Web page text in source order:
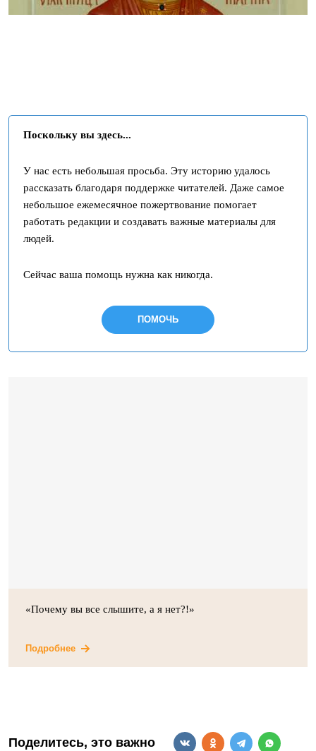
Поскольку вы здесь...
У нас есть небольшая просьба. Эту историю удалось
рассказать благодаря поддержке читателей. Даже самое
небольшое ежемесячное пожертвование помогает
работать редакции и создавать важные материалы для
людей.
Сейчас ваша помощь нужна как никогда.
ПОМОЧЬ
«Почему вы все слышите, а я нет?!»
Подробнее
Поделитесь, это важно